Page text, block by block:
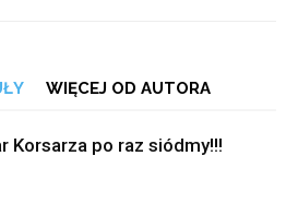
WIĘCEJ OD AUTORA
Korsarza po raz siódmy!!!